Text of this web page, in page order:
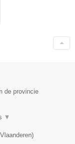
de provincie
▼
)